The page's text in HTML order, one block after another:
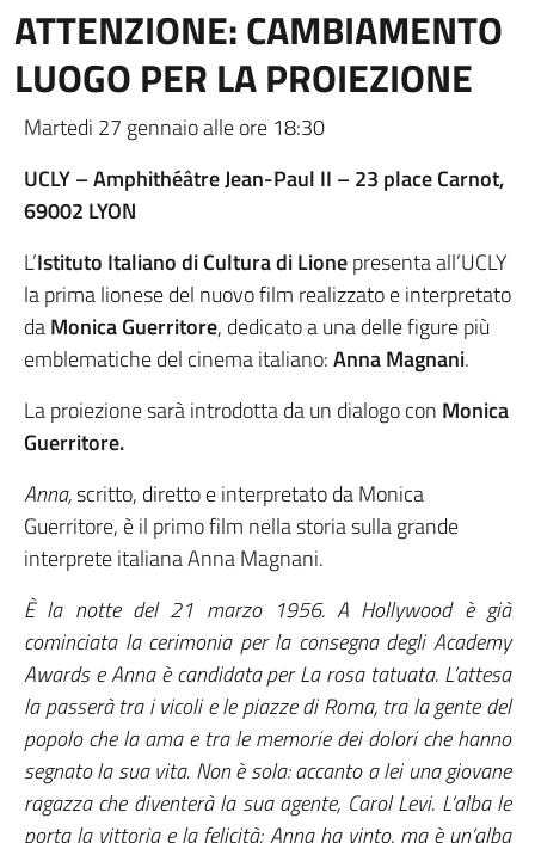
ATTENZIONE: CAMBIAMENTO
LUOGO PER LA PROIEZIONE
Martedi 27 gennaio alle ore 18:30
UCLY – Amphithéâtre Jean-Paul II – 23 place Carnot,
69002 LYON
L’Istituto Italiano di Cultura di Lionepresenta all’UCLY
la prima lionese del nuovo film realizzato e interpretato
daMonica Guerritore, dedicato a una delle figure più
emblematiche del cinema italiano:Anna Magnani.
La proiezione sarà introdotta da un dialogo con Monica
Guerritore.
Anna,scritto, diretto e interpretato da Monica
Guerritore, è il primo film nella storia sulla grande
interprete italiana Anna Magnani.
È la notte del 21 marzo 1956. A Hollywood è già
cominciata la cerimonia per la consegna degli Academy
Awards e Anna è candidata per La rosa tatuata. L’attesa
la passerà tra i vicoli e le piazze di Roma, tra la gente del
popolo che la ama e tra le memorie dei dolori che hanno
segnato la sua vita. Non è sola: accanto a lei una giovane
ragazza che diventerà la sua agente, Carol Levi. L’alba le
porta la vittoria e la felicità: Anna ha vinto, ma è un’alba